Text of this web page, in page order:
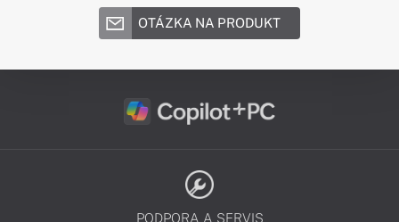
OTÁZKA NA PRODUKT
PODPORA A SERVIS